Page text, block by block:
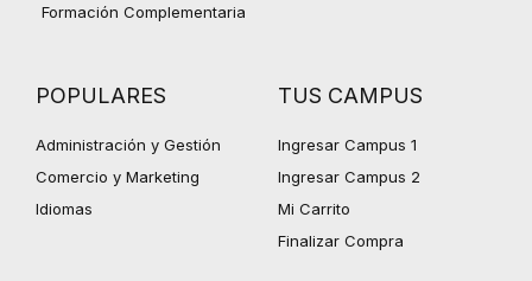
Formación Complementaria
POPULARES
Administración y Gestión
Comercio y Marketing
Idiomas
TUS CAMPUS
Ingresar Campus 1
Ingresar Campus 2
Mi Carrito
Finalizar Compra